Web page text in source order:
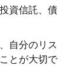
資信託、債
自分のリス
とが大切で